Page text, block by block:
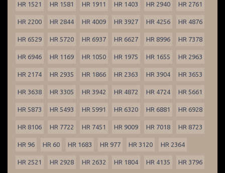
HR 1521 HR 1581 HR 1911 HR 1403 HR 2940 HR 2761
HR 2200 HR 2844 HR 4009 HR 3927 HR 4256 HR 4876
HR 6529 HR 5720 HR 6937 HR 6627 HR 8996 HR 7378
HR 6946 HR 1169 HR 1050 HR 1975 HR 1655 HR 2963
HR 2174 HR 2935 HR 1866 HR 2363 HR 3904 HR 3653
HR 3638 HR 3305 HR 3942 HR 4872 HR 4724 HR 5661
HR 5873 HR 5493 HR 5991 HR 6320 HR 6881 HR 6928
HR 8106 HR 7722 HR 7451 HR 9009 HR 7018 HR 8723
HR 96 HR 60 HR 1683 HR 977 HR 3120 HR 2364
HR 2521 HR 2928 HR 2632 HR 1804 HR 4135 HR 3796